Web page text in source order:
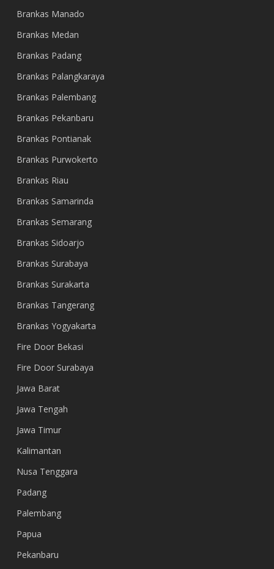
Brankas Manado
Brankas Medan
Brankas Padang
Brankas Palangkaraya
Brankas Palembang
Brankas Pekanbaru
Brankas Pontianak
Brankas Purwokerto
Brankas Riau
Brankas Samarinda
Brankas Semarang
Brankas Sidoarjo
Brankas Surabaya
Brankas Surakarta
Brankas Tangerang
Brankas Yogyakarta
Fire Door Bekasi
Fire Door Surabaya
Jawa Barat
Jawa Tengah
Jawa Timur
Kalimantan
Nusa Tenggara
Padang
Palembang
Papua
Pekanbaru